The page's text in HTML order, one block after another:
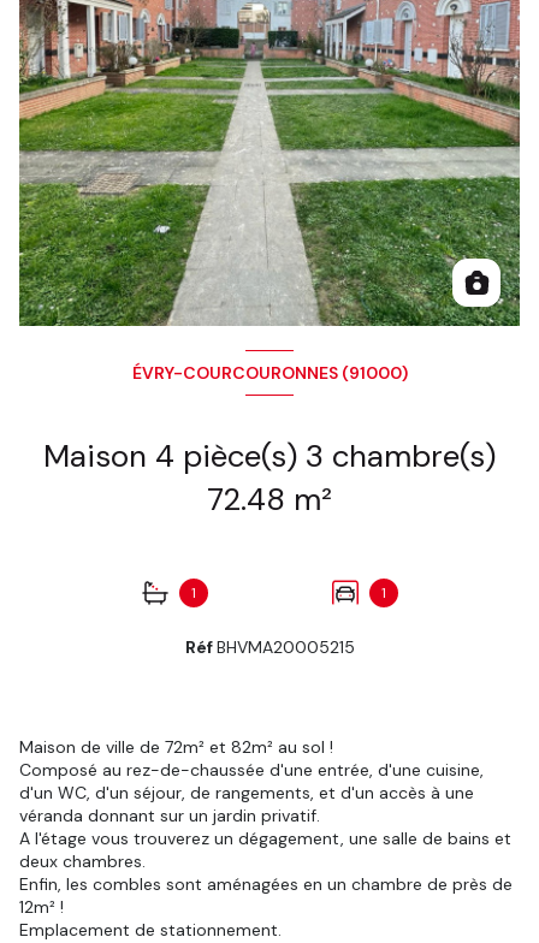
ÉVRY-COURCOURONNES (91000)
Maison 4 pièce(s) 3 chambre(s)
72.48 m²
1 1
RéfBHVMA20005215
Maison de ville de 72m² et 82m² au sol !
Composé au rez-de-chaussée d'une entrée, d'une cuisine,
d'un WC, d'un séjour, de rangements, et d'un accès à une
véranda donnant sur un jardin privatif.
A l'étage vous trouverez un dégagement, une salle de bains et
deux chambres.
Enfin, les combles sont aménagées en un chambre de près de
12m² !
Emplacement de stationnement.